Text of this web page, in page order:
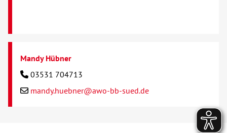
Mandy Hübner
03531 704713
mandy.huebner@awo-bb-sued.de